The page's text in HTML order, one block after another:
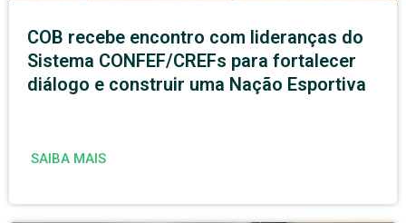
COB recebe encontro com lideranças do
Sistema CONFEF/CREFs para fortalecer
diálogo e construir uma Nação Esportiva
SAIBA MAIS